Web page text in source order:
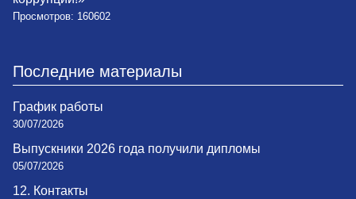
Просмотров: 160602
Последние материалы
График работы
30/07/2026
Выпускники 2026 года получили дипломы
05/07/2026
12. Контакты